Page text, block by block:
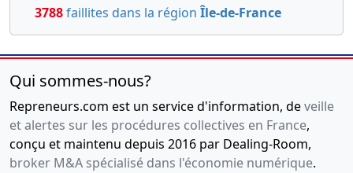
3788faillites dans la région Île-de-France
Qui sommes-nous?
Repreneurs.com est un service d'information, deveille
et alertes sur les procédures collectives en France,
conçu et maintenu depuis 2016 par Dealing-Room,
broker M&A spécialisé dans l'économie numérique.